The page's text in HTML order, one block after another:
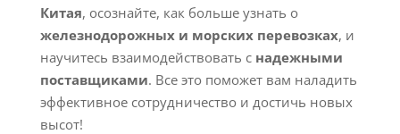
Китая, осознайте, как больше узнать о
железнодорожных и морских перевозках, и
научитесь взаимодействовать с надежными
поставщиками. Все это поможет вам наладить
эффективное сотрудничество и достичь новых
высот!